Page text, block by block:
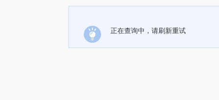
正在查询中，请刷新重试